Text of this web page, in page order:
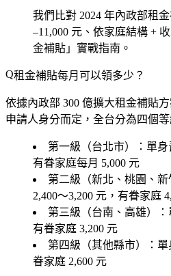
我們比對 2024 年內政部租
–11,000 元、依家庭結構 +
金補貼」實戰指南。
租金補貼每月可以領多少？
依據內政部 300 億擴大租金補貼
申請人身分而定，全台分為四個等
第一級（台北市）
：單
有眷家庭每月 5,000 元
第二級（新北、桃園、新
2,400～3,200 元，有眷家庭
第三級（台南、高雄）
有眷家庭 3,200 元
第四級（其他縣市）
：
眷家庭 2,600 元